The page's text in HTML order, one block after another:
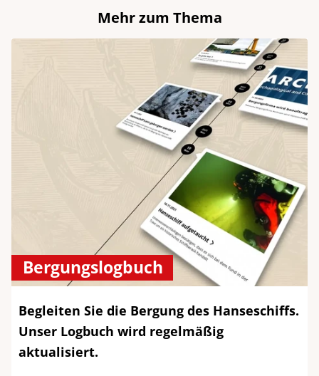
Mehr zum Thema
Bergungslogbuch
Begleiten Sie die Bergung des Hanseschiffs.
Unser Logbuch wird regelmäßig
aktualisiert.